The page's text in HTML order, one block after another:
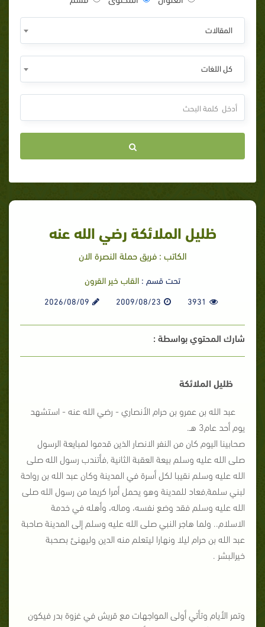
المقالات
كل اللغات
ظليل الملائكة رضي الله عنه
الكاتب : فريق حملة النصرة الان
تحت قسم : القاب خير القرون
3931
2009/08/23
2026/08/09
شارك المحتوي بواسطة :
ظليل الملائكة
عبد الله بن عمرو بن حرام الأنصاري - رضي الله عنه - استشهد
يوم أحد عام3 هـ.
صحابينا اليوم كان من النفر الانصار الذين قدموا لمبايعة الرسول
صلى الله عليه وسلم بيعة العقبة الثانية ,فأتندب رسول الله صلى
الله عليه وسلم نقيبا لكل أسرة في المدينة وكان عبد الله بن رواحة
لبني سلمة,فعاد للمدينة وهو يحمل أمرا كريما من رسول الله صلى
الله عليه وسلم فقد وضع نفسه، وماله، وأهله في خدمة
الاسلام.. ولما هاجر النبي صلى الله عليه وسلم إلى المدينة صاحبة
عبد الله بن حرام ليلا ونهارا ليتعلم منه الدين وليهنئ بصحبة
خيرالبشر .
وتمر الأيام وتأتي أولى المواجهات مع قريش في غزوة بدر فيكون